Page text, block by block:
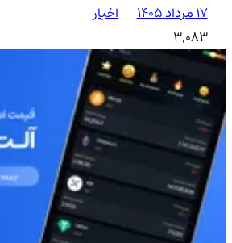
۱۷ مرداد ۱۴۰۵
اخبار
3,083